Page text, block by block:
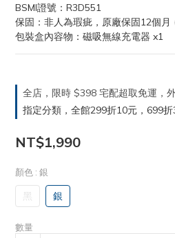
BSMI證號：R3D551
保固：非人為瑕疵，原廠保固12個月
包裝盒內容物：磁吸無線充電器 x1
全店，限時 $398 宅配超取免運，
指定分類，全館299折10元，699
NT$1,990
顏色 : 銀
黑 銀
數量